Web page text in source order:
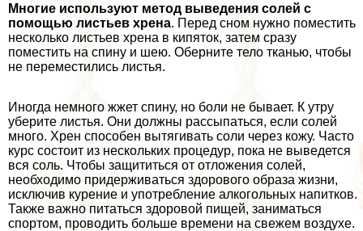
Многие используют метод выведения солей с
помощью листьев хрена. Перед сном нужно поместить
несколько листьев хрена в кипяток, затем сразу
поместить на спину и шею. Оберните тело тканью, чтобы
не переместились листья.
Иногда немного жжет спину, но боли не бывает. К утру
уберите листья. Они должны рассыпаться, если солей
много. Хрен способен вытягивать соли через кожу. Часто
курс состоит из нескольких процедур, пока не выведется
вся соль. Чтобы защититься от отложения солей,
необходимо придерживаться здорового образа жизни,
исключив курение и употрeбление алкогольных напитков.
Также важно питаться здоровой пищей, заниматься
спортом, проводить больше времени на свежем воздухе.